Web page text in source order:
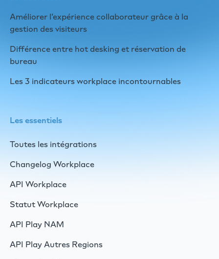
Améliorer l’expérience collaborateur grâce à la
gestion des visiteurs
Différence entre hot desking et réservation de
bureau
Les 3 indicateurs workplace incontournables
Les essentiels
Toutes les intégrations
Changelog Workplace
API Workplace
Statut Workplace
API Play NAM
API Play Autres Regions